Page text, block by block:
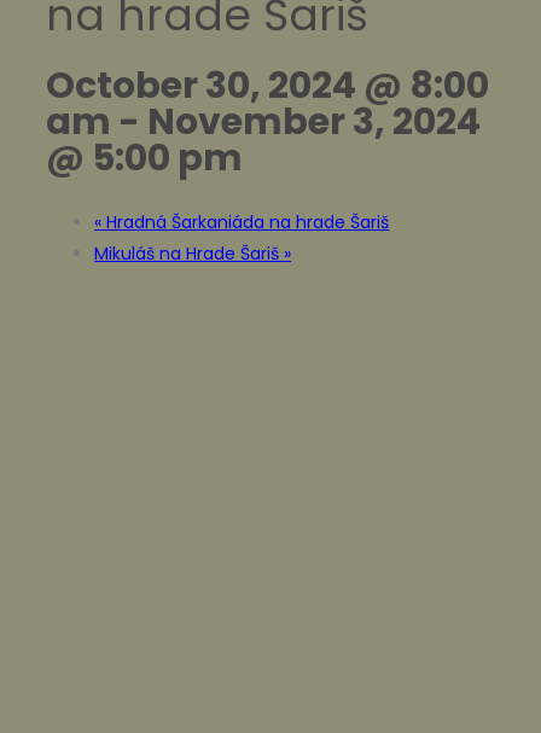
na hrade Šariš
October 30, 2024 @ 8:00
am - November 3, 2024
@ 5:00 pm
« Hradná Šarkaniáda na hrade Šariš
Mikuláš na Hrade Šariš »